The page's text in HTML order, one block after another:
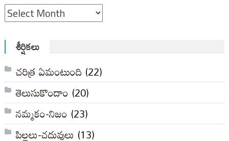
గత
సంచికలు
శీర్షికలు
చరిత్ర ఏమంటుంది (22)
తెలుసుకొందాం (20)
నమ్మకం-నిజం (23)
పిల్లలు-చదువులు (13)